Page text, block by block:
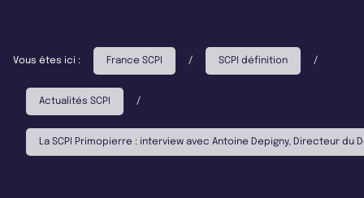
Vous êtes ici : France SCPI / SCPI définition /
Actualités SCPI /
La SCPI Primopierre : interview avec Antoine Depigny, Directeur du